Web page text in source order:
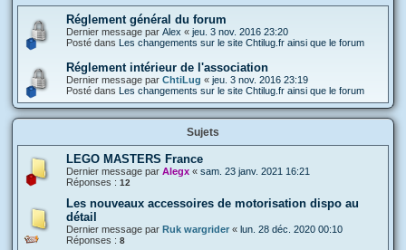
Réglement général du forum
Dernier message par Alex « jeu. 3 nov. 2016 23:20
Posté dans Les changements sur le site Chtilug.fr ainsi que le forum
Réglement intérieur de l'association
Dernier message par ChtiLug « jeu. 3 nov. 2016 23:19
Posté dans Les changements sur le site Chtilug.fr ainsi que le forum
Sujets
LEGO MASTERS France
Dernier message par Alegx « sam. 23 janv. 2021 16:21
Réponses : 12
Les nouveaux accessoires de motorisation dispo au
détail
Dernier message par Ruk wargrider « lun. 28 déc. 2020 00:10
Réponses : 8